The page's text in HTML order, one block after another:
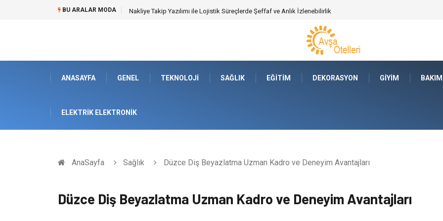
BU ARALAR MODA Galericilik Belgesi Almanın Avantajları Nelerdir?
ANASAYFA GENEL TEKNOLOJI SAĞLIK EĞITIM DEKORASYON GIYIM
ELEKTRIK ELEKTRONIK
AnaSayfa Sağlık Düzce Diş Beyazlatma Uzman Kadro ve Deneyim Avantajları
Düzce Diş Beyazlatma Uzman Kadro ve Deneyim Avantajları